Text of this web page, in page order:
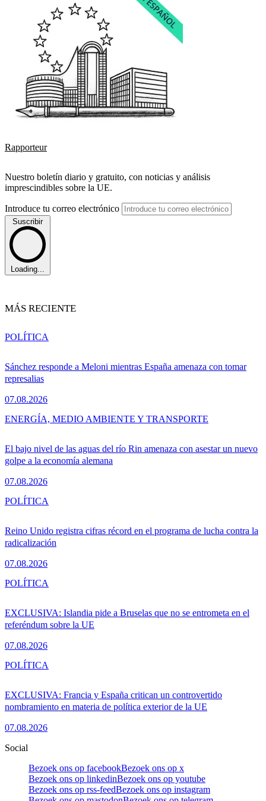
Rapporteur
Nuestro boletín diario y gratuito, con noticias y análisis
imprescindibles sobre la UE.
Introduce tu correo electrónico
Suscribir
Loading...
MÁS RECIENTE
Sánchez responde a Meloni mientras España amenaza con tomar
represalias
07.08.2026
POLÍTICA
El bajo nivel de las aguas del río Rin amenaza con asestar un nuevo
golpe a la economía alemana
07.08.2026
ENERGÍA, MEDIO AMBIENTE Y TRANSPORTE
Reino Unido registra cifras récord en el programa de lucha contra la
radicalización
07.08.2026
POLÍTICA
EXCLUSIVA: Islandia pide a Bruselas que no se entrometa en el
referéndum sobre la UE
07.08.2026
POLÍTICA
EXCLUSIVA: Francia y España critican un controvertido
nombramiento en materia de política exterior de la UE
07.08.2026
POLÍTICA
Social
Bezoek ons op facebookBezoek ons op x
Bezoek ons op linkedinBezoek ons op youtube
Bezoek ons op rss-feedBezoek ons op instagram